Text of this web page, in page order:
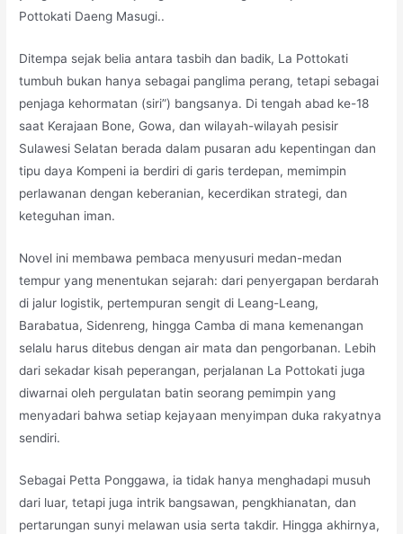
Pottokati Daeng Masugi..
Ditempa sejak belia antara tasbih dan badik, La Pottokati
tumbuh bukan hanya sebagai panglima perang, tetapi sebagai
penjaga kehormatan (siri”) bangsanya. Di tengah abad ke-18
saat Kerajaan Bone, Gowa, dan wilayah-wilayah pesisir
Sulawesi Selatan berada dalam pusaran adu kepentingan dan
tipu daya Kompeni ia berdiri di garis terdepan, memimpin
perlawanan dengan keberanian, kecerdikan strategi, dan
keteguhan iman.
Novel ini membawa pembaca menyusuri medan-medan
tempur yang menentukan sejarah: dari penyergapan berdarah
di jalur logistik, pertempuran sengit di Leang-Leang,
Barabatua, Sidenreng, hingga Camba di mana kemenangan
selalu harus ditebus dengan air mata dan pengorbanan. Lebih
dari sekadar kisah peperangan, perjalanan La Pottokati juga
diwarnai oleh pergulatan batin seorang pemimpin yang
menyadari bahwa setiap kejayaan menyimpan duka rakyatnya
sendiri.
Sebagai Petta Ponggawa, ia tidak hanya menghadapi musuh
dari luar, tetapi juga intrik bangsawan, pengkhianatan, dan
pertarungan sunyi melawan usia serta takdir. Hingga akhirnya,